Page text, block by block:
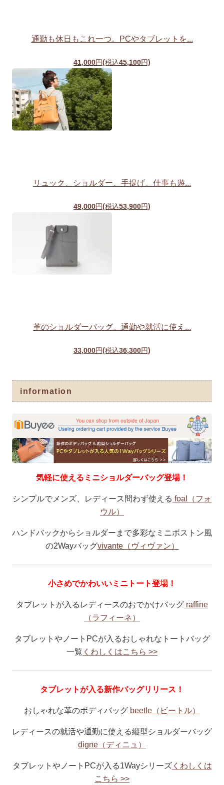
通勤も休日もこれ一つ。PCやタブレットを...
41,000円(税込45,100円)
リュック、ショルダー、手提げ。仕事も遊...
49,000円(税込53,900円)
革のショルダーバッグ。通勤や就活に使え...
33,000円(税込36,300円)
information
気軽に使えるミニショルダーバッグ登場！
シンプルでメンズ、レディース問わず使える foal（フォ
ウル）
ハンドバックからショルダーまで多彩なミニボストン風
の2Wayバッグvivante（ヴィヴァン）
小さめでかわいいミニトート登場！
タブレットが入るレディースのおでかけバッグ raffine
（ラフィーネ）
タブレットやノートPCが入るおしゃれなトートバッグ
一覧 くわしくはこちら >>
タブレットが入る新作バッグリリース！
おしゃれな革のボディバッグ beetle（ビートル）
レディースの就活や通勤に使える縦型ショルダーバッグ
digne（ディニュ）
タブレットやノートPCが入る1Wayシリーズくわしくは
こちら >>